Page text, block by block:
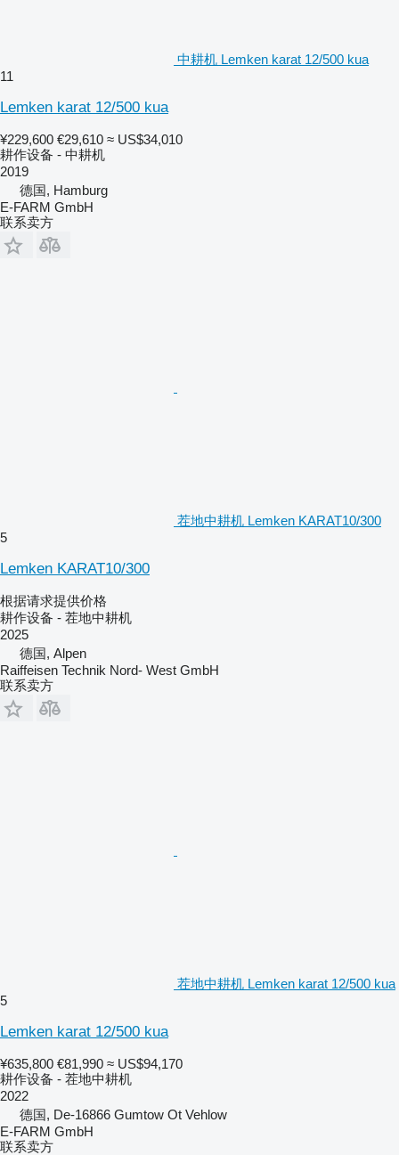
中耕机 Lemken karat 12/500 kua
11
Lemken karat 12/500 kua
¥229,600 €29,610 ≈ US$34,010
耕作设备 - 中耕机
2019
德国, Hamburg
E-FARM GmbH
联系卖方
茬地中耕机 Lemken KARAT10/300
5
Lemken KARAT10/300
根据请求提供价格
耕作设备 - 茬地中耕机
2025
德国, Alpen
Raiffeisen Technik Nord- West GmbH
联系卖方
茬地中耕机 Lemken karat 12/500 kua
5
Lemken karat 12/500 kua
¥635,800 €81,990 ≈ US$94,170
耕作设备 - 茬地中耕机
2022
德国, De-16866 Gumtow Ot Vehlow
E-FARM GmbH
联系卖方